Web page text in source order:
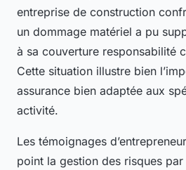
entreprise de construction
un dommage matériel a pu
à sa couverture responsabilité
Cette situation illustre bien
assurance bien adaptée aux
activité.
Les témoignages
point la gestion des risques par